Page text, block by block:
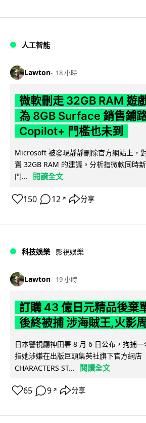
人工智能
Lawton 18 小時
微軟刪走 32GB RAM 遊
為 8GB Surface 銷售鋪
Copilot+ 門檻也未到
Microsoft 被發現靜靜刪除官方網站上，
置 32GB RAM 的建議。分析指微軟同時
門...
閱讀全文
150 12 ↗ 分享
科技娛樂 影視娛樂
Lawton 19 小時
訂購 43 億日元精品後棄
後終被捕 涉海賊王,火影
日本警視廳神田署 8 月 6 日公布，拘捕一
指她涉嫌在出版巨頭集英社旗下官方網店
CHARACTERS ST...
閱讀全文
65 9 ↗ 分享